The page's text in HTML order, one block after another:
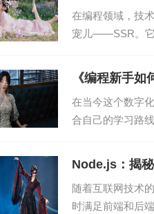
服务稳定性：选择一个稳定可
功能丰富性：选择一个功能丰
价格：根据你的需求，选择性
Webhook
登录GitHub账户，进入项目设
选择“Webhooks”选项卡。
在编程领域，技
宠儿——SSR。它
《编程新手如
在当今这个数字
合自己的学习路
Node.js：揭
随着互联网技术
时满足前端和后